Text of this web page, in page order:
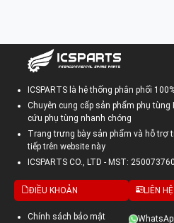
ICSPARTS là hệ thống phân phối
Chuyên cung cấp sản phẩm phụ
cứu phụ tùng nhanh chóng
Trang trưng bày sản phẩm và hỗ trợ
tiếp trên website này
ICSPARTS CO., LTD - MST:
ĐIỀU KHOẢN
Chính sách bảo mật
LIÊN